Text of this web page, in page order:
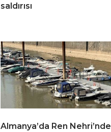
saldırısı
Almanya’da Ren Nehri’nde